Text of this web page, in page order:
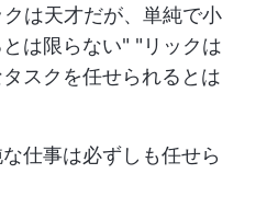
は天才だが、単純で小
は限らない" "リックは
スクを任せられるとは
仕事は必ずしも任せら